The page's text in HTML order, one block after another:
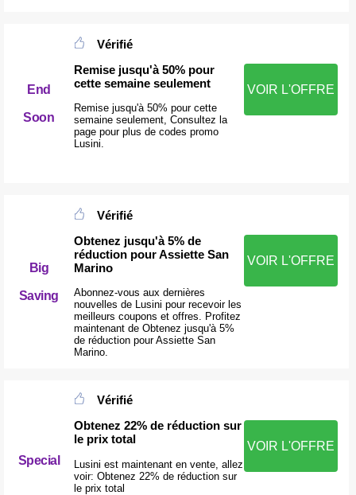
End
Soon
Vérifié
Remise jusqu'à 50% pour
cette semaine seulement
Remise jusqu'à 50% pour cette
semaine seulement, Consultez la
page pour plus de codes promo
Lusini.
VOIR L'OFFRE
Big
Saving
Vérifié
Obtenez jusqu'à 5% de
réduction pour Assiette San
Marino
Abonnez-vous aux dernières
nouvelles de Lusini pour recevoir les
meilleurs coupons et offres. Profitez
maintenant de Obtenez jusqu'à 5%
de réduction pour Assiette San
Marino.
VOIR L'OFFRE
Special
Vérifié
Obtenez 22% de réduction sur
le prix total
Lusini est maintenant en vente, allez
voir: Obtenez 22% de réduction sur
le prix total
VOIR L'OFFRE